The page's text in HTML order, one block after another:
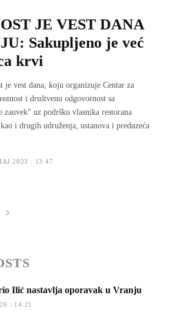
JE VEST DANA
Sakupljeno je već
krvi
je vest dana, koju organizuje Centar za
i društvenu odgovornost sa
zauvek" uz podršku vlasnika restorana
i drugih udruženja, ustanova i preduzeća
2023 : 13:47
Ilić nastavlja oporavak u Vranju
: 14:21